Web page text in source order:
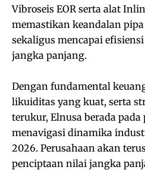
Vibroseis EOR serta alat
memastikan keandalan
sekaligus mencapai
jangka panjang.
Dengan fundamental
likuiditas yang kuat, serta
terukur, Elnusa berada
menavigasi dinamika
2026. Perusahaan akan
penciptaan nilai jangka